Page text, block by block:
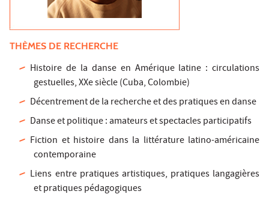
THÈMES DE RECHERCHE
Histoire de la danse en Amérique latine : circulations
gestuelles, XXe siècle (Cuba, Colombie)
Décentrement de la recherche et des pratiques en danse
Danse et politique : amateurs et spectacles participatifs
Fiction et histoire dans la littérature latino-américaine
contemporaine
Liens entre pratiques artistiques, pratiques langagières
et pratiques pédagogiques